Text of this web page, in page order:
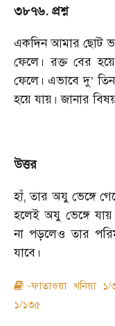
৩৮৭৬. প্রশ্ন
একদিন আমার ছোট
ফেলে। রক্ত বের
ফেলে। এভাবে দু’
হয়ে যায়। জানার
উত্তর
হাঁ,তার অযু ভেঙ্গে
হলেই অযু ভেঙ্গে
না পড়লেও তার
যাবে।
-ফাতাওয়া খনিয়া
১/১৩৫